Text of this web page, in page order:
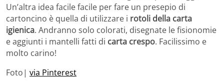
Un’altra idea facile facile per fare un presepio di
cartoncino è quella di utilizzare i rotoli della carta
igienica. Andranno solo colorati, disegnate le fisionomie
e aggiunti i mantelli fatti di carta crespo. Facilissimo e
molto carino!
Foto| via Pinterest